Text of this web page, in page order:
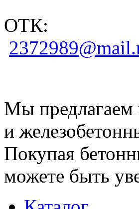
ОТК:
Мы предлагаем
и
Покупая
можете быть